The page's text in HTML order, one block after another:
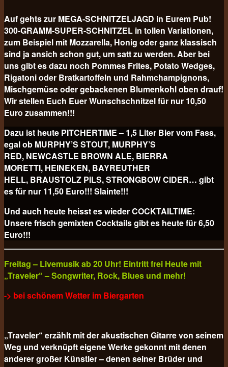
Auf gehts zur MEGA-SCHNITZELJAGD in Eurem Pub!
300-GRAMM-SUPER-SCHNITZEL in tollen Variationen,
zum Beispiel mit Mozzarella, Honig oder ganz klassisch
sind ja ansich schon gut, um satt zu werden. Aber bei
uns gibt es dazu noch Pommes Frites, Potato Wedges,
Rigatoni oder Bratkartoffeln und Rahmchampignons,
Mischgemüse oder gebackenen Blumenkohl oben drauf!
Wir stellen Euch Euer Wunschschnitzel für nur 10,50
Euro zusammen!!!
Dazu ist heute PITCHERTIME – 1,5 Liter Bier vom Fass,
egal ob MURPHY’S STOUT, MURPHY’S
RED, NEWCASTLE BROWN ALE, BIERRA
MORETTI, HEINEKEN, BAYREUTHER
HELL, BRAUSTOLZ PILS, STRONGBOW CIDER… gibt
es für nur 11,50 Euro!!! Slainte!!!
Und auch heute heisst es wieder COCKTAILTIME:
Unsere frisch gemixten Cocktails gibt es heute für6,50
Euro!!!
Freitag – Livemusik ab 20 Uhr! Eintritt frei Heute mit
„Traveler“ – Songwriter, Rock, Blues und mehr!
-> bei schönem Wetter im Biergarten
„Traveler“ erzählt mit der akustischen Gitarre von seinem
Weg und verknüpft eigene Werke gekonnt mit denen
anderer großer Künstler – denen seiner Brüder und